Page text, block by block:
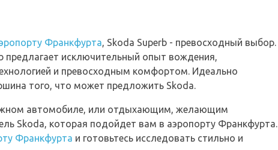
Франкфурта, Skoda Superb - превосходный выбор.
предлагает исключительный опыт вождения,
и превосходным комфортом. Идеально
того, что может предложить Skoda.
автомобиле, или отдыхающим, желающим
Skoda, которая подойдет вам в аэропорту Франкфурта.
Франкфурта и готовьтесь исследовать стильно и